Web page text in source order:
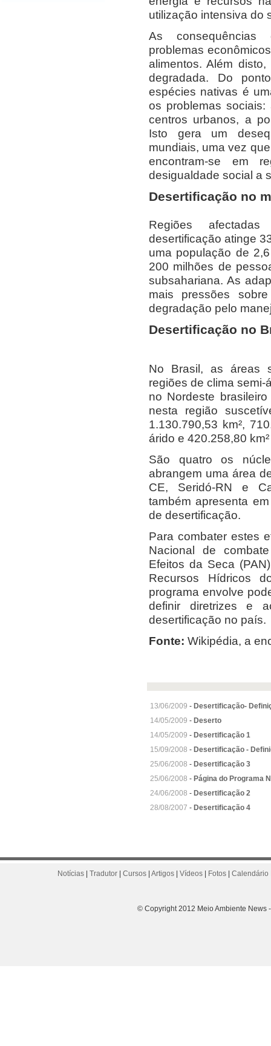
utilização intensiva do
As consequências
problemas
alimentos. Além
degradada. Do
espécies nativas é
os problemas
centros urbanos, a
Isto gera um
mundiais, uma vez
encontram-se em
desigualdade social a
Desertificação no
Regiões
desertificação atinge
uma população de
200 milhões de
subsahariana. As
mais pressões
degradação pelo
Desertificação no
No Brasil, as áreas
regiões de clima
no Nordeste
nesta região
1.130.790,53 km²,
árido e 420.258,80
São quatro os
abrangem uma área
CE, Seridó-RN e
também apresenta
de desertificação.
Para combater estes
Nacional de
Efeitos da Seca
Recursos Hídricos
programa envolve
definir diretrizes e
desertificação no país.
Fonte: Wikipédia, a
13/06/2009 - Desertificação-
14/05/2009 - Deserto
14/05/2009 - Desertificação 1
15/09/2008 - Desertificação -
25/06/2008 - Desertificação 3
25/06/2008 - Página do Programa
24/06/2008 - Desertificação 2
28/08/2007 - Desertificação 4
Notícias Tradutor Cursos Artigos Vídeos Fotos Calendário
© Copyright 2012 Meio Ambiente News